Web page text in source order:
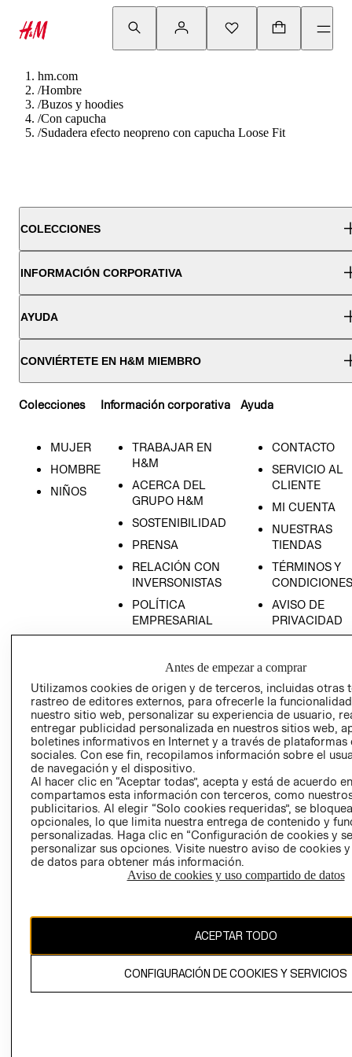
hm.com
/Hombre
/Buzos y hoodies
/Con capucha
/Sudadera efecto neopreno con capucha Loose Fit
COLECCIONES
INFORMACIÓN CORPORATIVA
AYUDA
CONVIÉRTETE EN H&M MIEMBRO
Colecciones
MUJER
HOMBRE
NIÑOS
Información corporativa
TRABAJAR EN
H&M
ACERCA DEL
GRUPO H&M
SOSTENIBILIDAD
PRENSA
RELACIÓN CON
INVERSONISTAS
POLÍTICA
EMPRESARIAL
Ayuda
CONTACTO
SERVICIO AL
CLIENTE
MI CUENTA
NUESTRAS
TIENDAS
TÉRMINOS Y
CONDICIONES
AVISO DE
PRIVACIDAD
AVISO DE
LIBRO DE
Ecuador ($)
CAMBIAR REGIÓN
propiedad de H&M Hennes & Mauritz AB.
Antes de empezar a comprar
Utilizamos cookies de origen y de terceros, incluidas otras
rastreo de editores externos, para ofrecerle la
nuestro sitio web, personalizar su experiencia de usuario,
entregar publicidad personalizada en nuestros sitios web,
boletines informativos en Internet y a través de plataformas
sociales. Con ese fin, recopilamos información sobre el
de navegación y el dispositivo.
Al hacer clic en “Aceptar todas”, acepta y está de acuerdo
compartamos esta información con terceros, como
publicitarios. Al elegir “Solo cookies requeridas”, se
opcionales, lo que limita nuestra entrega de contenido y
personalizadas. Haga clic en “Configuración de cookies y
personalizar sus opciones. Visite nuestro aviso de cookies
de datos para obtener más información.
Aviso de cookies y uso compartido de datos
ACEPTAR TODO
CONFIGURACIÓN DE COOKIES Y SERVICIOS